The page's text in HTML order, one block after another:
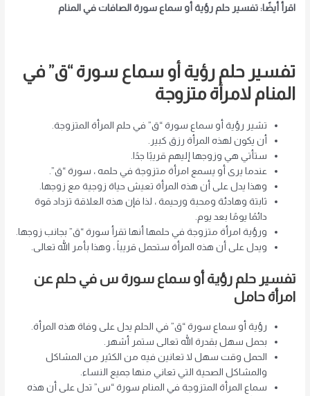
اقرأ أيضًا: تفسير حلم رؤية أو سماع سورة الصافات في المنام
تفسير حلم رؤية أو سماع سورة “ق” في
المنام لامرأة متزوجة
تشير رؤية أو سماع سورة “ق” في حلم المرأة المتزوجة.
أن يكون لهذه المرأة رزق كبير.
ستأتي هي وزوجها إليهم قريبًا جدًا.
عندما يرى أو يسمع امرأة متزوجة في حلمه ، سورة “ق”.
وهذا يدل على أن هذه المرأة تعيش حياة زوجية مع زوجها.
ثابتة وهادئة ومحبة ورحيمة ، لذا فإن هذه العلاقة تزداد قوة
دائمًا يومًا بعد يوم.
ورؤية امرأة متزوجة في حلمها أنها تقرأ سورة “ق” بجانب زوجها.
ويدل على أن هذه المرأة ستحمل قريباً ، وهذا بأمر الله تعالى.
تفسير حلم رؤية أو سماع سورة س في حلم عن
امرأة حامل
رؤية أو سماع سورة “ق” في الحلم يدل على وفاة هذه المرأة.
بحمل سهل بقدرة الله تعالى ستمر أشهر.
الحمل وقت سهل لا تعانين فيه من الكثير من المشاكل
والمشاكل الصحية التي تعاني منها جميع النساء.
سماع المرأة المتزوجة في المنام سورة “س” تدل على أن هذه